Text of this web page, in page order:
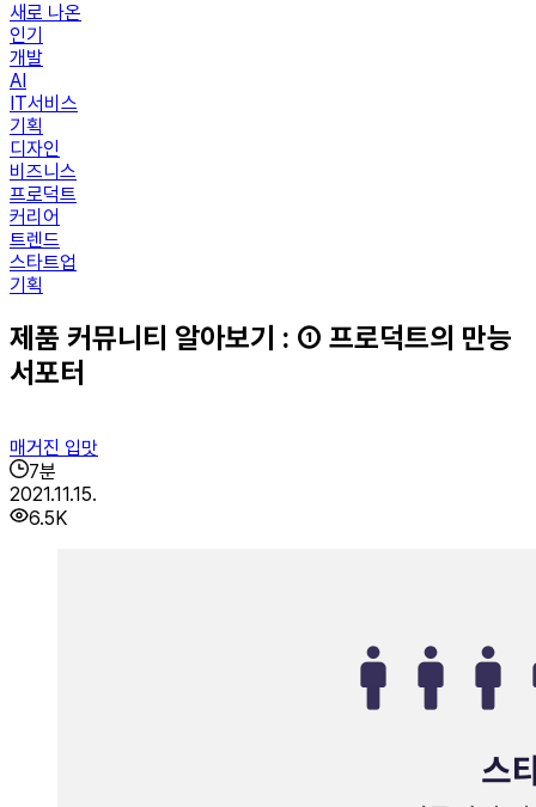
새로 나온
인기
개발
AI
IT서비스
기획
디자인
비즈니스
프로덕트
커리어
트렌드
스타트업
기획
제품 커뮤니티 알아보기 : ① 프로덕트의 만능
서포터
매거진 입맛
7분
2021.11.15.
6.5K